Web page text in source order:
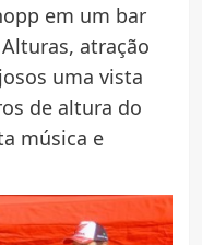
em um bar
atração
uma vista
de altura do
música e